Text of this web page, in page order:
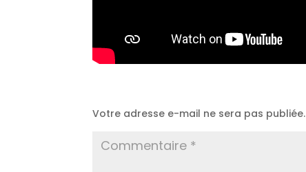
Votre adresse e-mail ne sera pas publiée.